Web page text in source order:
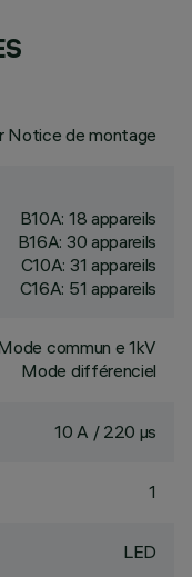
Notice de montage
B10A: 18 appareils
B16A: 30 appareils
C10A: 31 appareils
C16A: 51 appareils
commun e 1kV
Mode différenciel
10 A / 220 µs
1
LED